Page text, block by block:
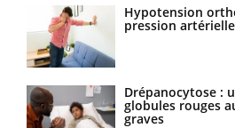
Hypotension
pression
Drépanocytose :
globules rouges
graves